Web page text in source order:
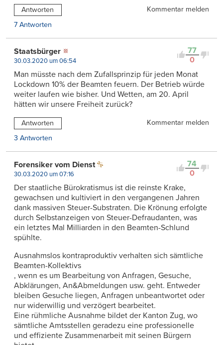
Antworten
Kommentar melden
7 Antworten
77
0
Staatsbürger
30.03.2020 um 06:54
Man müsste nach dem Zufallsprinzip für jeden Monat
Lockdown 10% der Beamten feuern. Der Betrieb würde
weiter laufen wie bisher. Und Wetten, am 20. April
hätten wir unsere Freiheit zurück?
Antworten
Kommentar melden
3 Antworten
74
0
Forensiker vom Dienst
30.03.2020 um 07:16
Der staatliche Bürokratismus ist die reinste Krake,
gewachsen und kultiviert in den vergangenen Jahren
dank massiven Steuer-Substraten. Die Krönung erfolgte
durch Selbstanzeigen von Steuer-Defraudanten, was
ein letztes Mal Milliarden in den Beamten-Schlund
spühlte.
Ausnahmslos kontraproduktiv verhalten sich sämtliche
Beamten-Kollektivs
, wenn es um Bearbeitung von Anfragen, Gesuche,
Abklärungen, An&Abmeldungen usw. geht. Entweder
bleiben Gesuche liegen, Anfragen unbeantwortet oder
nur widerwillig und verzögert bearbeitet.
Eine rühmliche Ausnahme bildet der Kanton Zug, wo
sämtliche Amtsstellen geradezu eine professionelle
und effiziente Zusammenarbeit mit seinen Bürgern